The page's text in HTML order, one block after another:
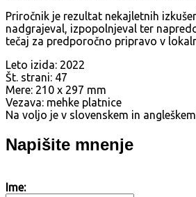
Priročnik je rezultat nekajletnih
nadgrajeval, izpopolnjeval ter
tečaj za predporočno pripravo v
Leto izida: 2022
Št. strani: 47
Mere: 210 x 297 mm
Vezava: mehke platnice
Na voljo je v slovenskem in
Napišite mnenje
Ime: